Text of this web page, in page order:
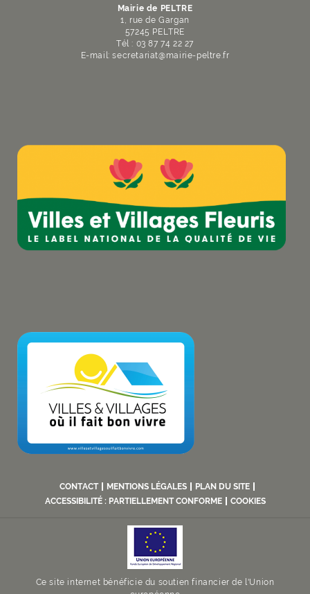
Mairie de PELTRE
1, rue de Gargan
57245 PELTRE
Tél : 03 87 74 22 27
E-mail:secretariat@mairie-peltre.fr
CONTACT MENTIONS LÉGALES
PLAN DU SITE
ACCESSIBILITÉ : PARTIELLEMENT CONFORME
COOKIES
Ce site internet bénéficie du soutien financier de l'Union